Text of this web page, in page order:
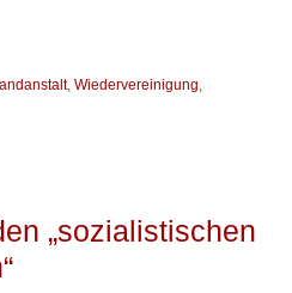
,Wiedervereinigung,
„sozialistischen